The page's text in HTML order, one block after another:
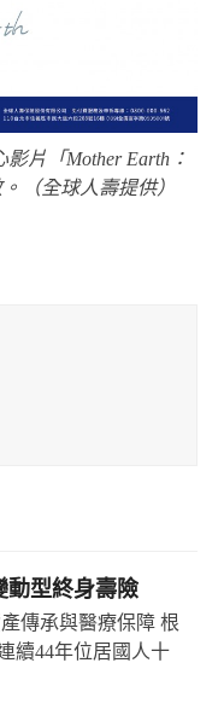
片「Mother Earth：
（全球人壽提供）
動型終身壽險
傳承與醫療保障 根
續44年位居國人十